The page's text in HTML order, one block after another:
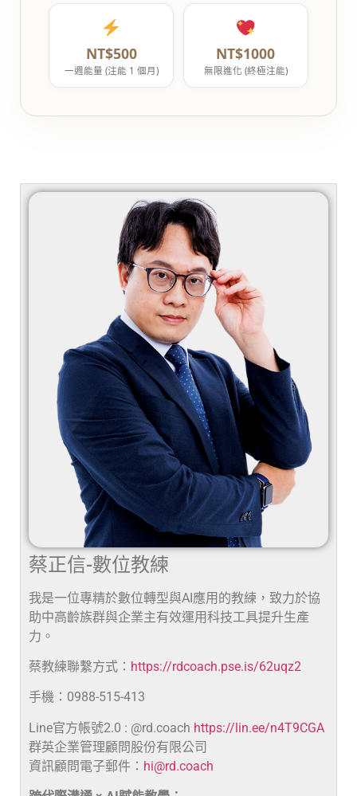
NT$500
一週能量 (注能 1 個月)
NT$1000
無限進化 (終極注能)
蔡正信-數位教練
我是一位專精於數位轉型與AI應用的教練，致力於協
助中高齡族群與企業主有效運用科技工具提升生產
力。
蔡教練聯繫方式： https://rdcoach.pse.is/62uqz2
手機：0988-515-413
Line官方帳號2.0 : @rd.coach https://lin.ee/n4T9CGA
群英企業管理顧問股份有限公司
資訊顧問電子郵件： hi@rd.coach